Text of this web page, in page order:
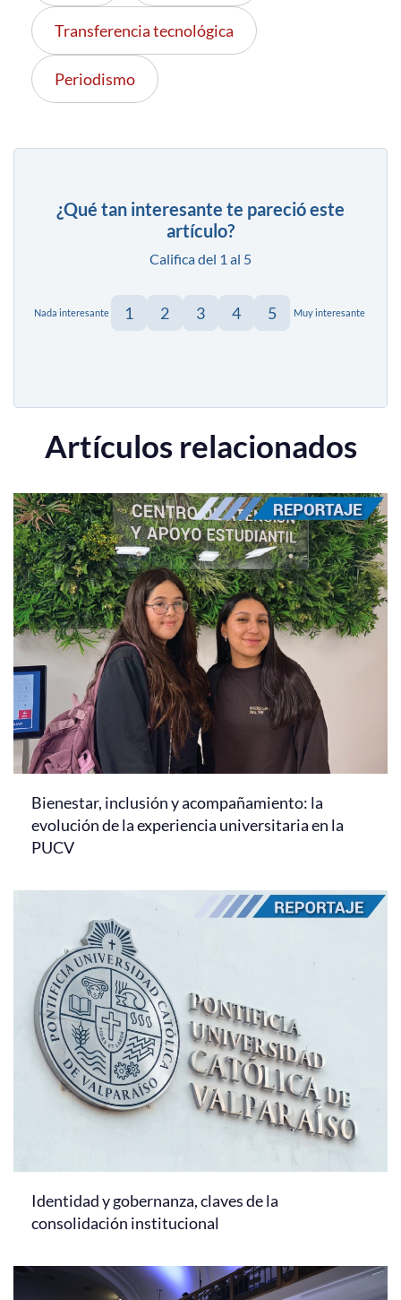
Transferencia tecnológica
Periodismo
¿Qué tan interesante te pareció este
artículo?
Califica del 1 al 5
Nada interesante 1 2 3 4 5 Muy interesante
Artículos relacionados
Bienestar, inclusión y acompañamiento: la
evolución de la experiencia universitaria en la
PUCV
Identidad y gobernanza, claves de la
consolidación institucional